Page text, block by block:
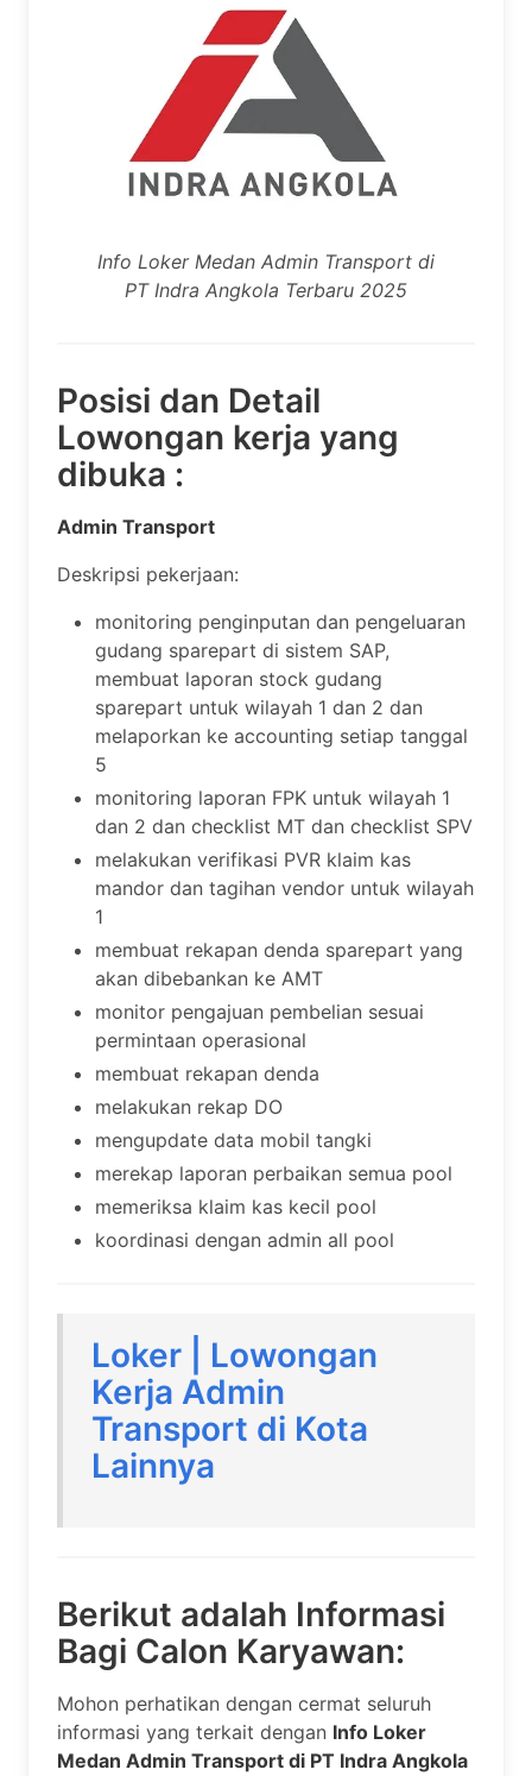
Info Loker Medan Admin Transport di
PT Indra Angkola Terbaru 2025
Posisi dan Detail
Lowongan kerja yang
dibuka :
Admin Transport
Deskripsi pekerjaan:
monitoring penginputan dan pengeluaran
gudang sparepart di sistem SAP,
membuat laporan stock gudang
sparepart untuk wilayah 1 dan 2 dan
melaporkan ke accounting setiap tanggal
5
monitoring laporan FPK untuk wilayah 1
dan 2 dan checklist MT dan checklist SPV
melakukan verifikasi PVR klaim kas
mandor dan tagihan vendor untuk wilayah
1
membuat rekapan denda sparepart yang
akan dibebankan ke AMT
monitor pengajuan pembelian sesuai
permintaan operasional
membuat rekapan denda
melakukan rekap DO
mengupdate data mobil tangki
merekap laporan perbaikan semua pool
memeriksa klaim kas kecil pool
koordinasi dengan admin all pool
Loker | Lowongan
Kerja Admin
Transport di Kota
Lainnya
Berikut adalah Informasi
Bagi Calon Karyawan:
Mohon perhatikan dengan cermat seluruh
informasi yang terkait dengan Info Loker
Medan Admin Transport di PT Indra Angkola